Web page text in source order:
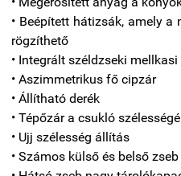
• Beépített hátizsák, amely
rögzíthető
• Integrált széldzseki mellkasi
• Aszimmetrikus fő cipzár
• Állítható derék
• Tépőzár a csukló
• Ujj szélesség állítás
• Számos külső és belső zseb